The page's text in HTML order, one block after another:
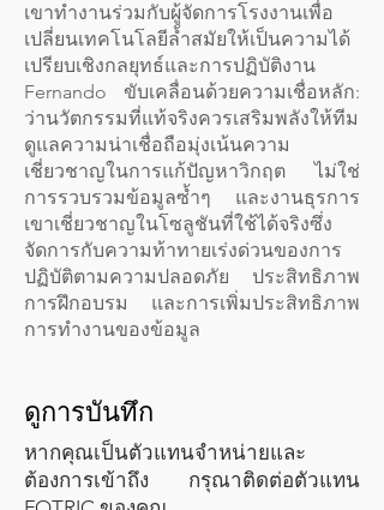
เขาทำงานร่วมกับผู้จัดการโรงงานเพื่อ
เปลี่ยนเทคโนโลยีล้ำสมัยให้เป็นความได้
เปรียบเชิงกลยุทธ์และการปฏิบัติงาน
Fernando ขับเคลื่อนด้วยความเชื่อหลัก:
ว่านวัตกรรมที่แท้จริงควรเสริมพลังให้ทีม
ดูแลความน่าเชื่อถือมุ่งเน้นความ
เชี่ยวชาญในการแก้ปัญหาวิกฤต ไม่ใช่
การรวบรวมข้อมูลซ้ำๆ และงานธุรการ
เขาเชี่ยวชาญในโซลูชันที่ใช้ได้จริงซึ่ง
จัดการกับความท้าทายเร่งด่วนของการ
ปฏิบัติตามความปลอดภัย ประสิทธิภาพ
การฝึกอบรม และการเพิ่มประสิทธิภาพ
การทำงานของข้อมูล
ดูการบันทึก
หากคุณเป็นตัวแทนจำหน่ายและ
ต้องการเข้าถึง กรุณาติดต่อตัวแทน